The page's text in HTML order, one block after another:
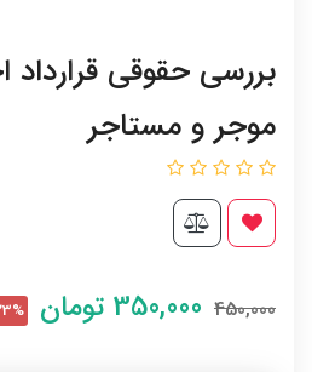
بررسی حقوقی قرارداد
موجر و مستاجر
450,000
350,000 تومان 23%